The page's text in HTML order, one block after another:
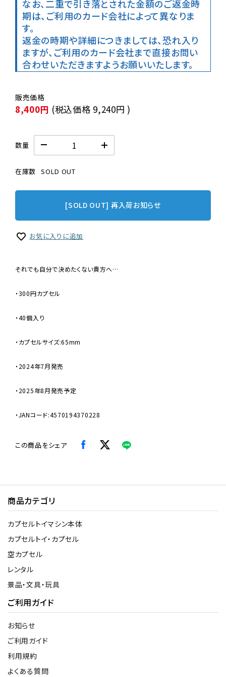
なお、二重で引き落とされた金額のご返金時
期は、ご利用のカード会社によって異なりま
す。
返金の時期や詳細につきましては、恐れ入り
ますが、ご利用のカード会社まで直接お問い
合わせいただきますようお願いいたします。
8,400円 (税込価格 9,240円 )
数量
在庫数 SOLD OUT
[SOLD OUT] 再入荷お知らせ
お気に入りに追加
それでも自分で決めたくない貴方へ…
・300円カプセル
・40個入り
・カプセルサイズ:65mm
・2024年7月発売
・2025年8月発売予定
・JANコード:4570194370228
この商品をシェア
商品カテゴリ
カプセルトイマシン本体
カプセルトイ・カプセル
空カプセル
レンタル
景品・文具・玩具
ご利用ガイド
お知らせ
ご利用ガイド
利用規約
よくある質問